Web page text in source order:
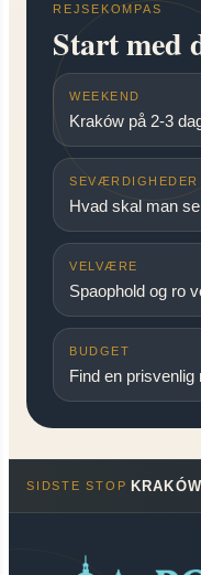
REJSEKOMPAS
Start med
WEEKEND
Kraków på 2-3
SEVÆRDIGHEDER
Hvad skal man
VELVÆRE
Spaophold og ro
BUDGET
Find en prisvenlig
SIDSTE STOP KRAKÓW